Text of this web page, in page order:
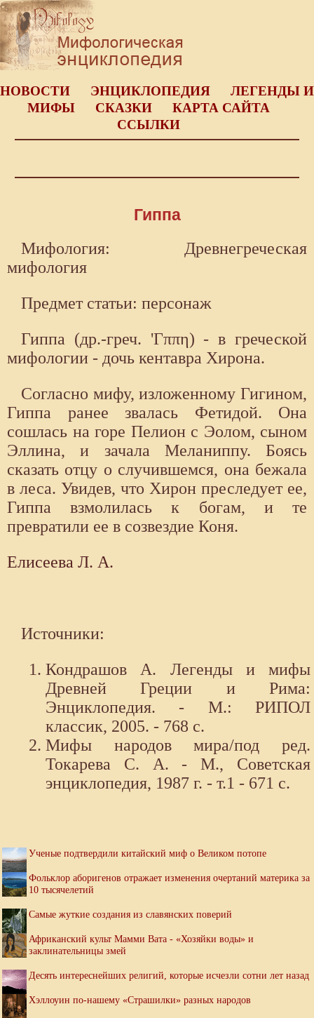
НОВОСТИ ЭНЦИКЛОПЕДИЯ
ЛЕГЕНДЫ И
МИФЫ
СКАЗКИ
КАРТА САЙТА
ССЫЛКИ
Гиппа
Мифология: Древнегреческая
мифология
Предмет статьи: персонаж
Гиппа (др.-греч. 'Γππη) - в греческой
мифологии - дочь кентавра Хирона.
Согласно мифу, изложенному Гигином,
Гиппа ранее звалась Фетидой. Она
сошлась на горе Пелион с Эолом, сыном
Эллина, и зачала Меланиппу. Боясь
сказать отцу о случившемся, она бежала
в леса. Увидев, что Хирон преследует ее,
Гиппа взмолилась к богам, и те
превратили ее в созвездие Коня.
Елисеева Л. А.
Источники:
Кондрашов А. Легенды и мифы
Древней Греции и Рима:
Энциклопедия. - М.: РИПОЛ
классик, 2005. - 768 с.
Мифы народов мира/под ред.
Токарева С. А. - М., Советская
энциклопедия, 1987 г. - т.1 - 671 с.
Ученые подтвердили китайский миф о Великом потопе
Фольклор аборигенов отражает изменения очертаний материка за
10 тысячелетий
Самые жуткие создания из славянских поверий
Африканский культ Мамми Вата - «Хозяйки воды» и
заклинательницы змей
Десять интереснейших религий, которые исчезли сотни лет назад
Хэллоуин по-нашему «Страшилки» разных народов